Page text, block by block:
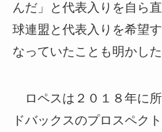
んだ」と代表入りを自ら
球連盟と代表入りを希望
なっていたことも明かした
ロペスは２０１８年に
ドバックスのプロスペク